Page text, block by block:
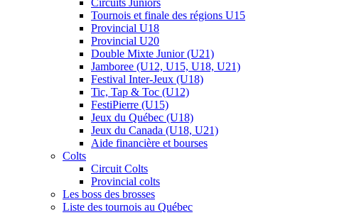
Circuits Juniors
Tournois et finale des régions U15
Provincial U18
Provincial U20
Double Mixte Junior (U21)
Jamboree (U12, U15, U18, U21)
Festival Inter-Jeux (U18)
Tic, Tap & Toc (U12)
FestiPierre (U15)
Jeux du Québec (U18)
Jeux du Canada (U18, U21)
Aide financière et bourses
Colts
Circuit Colts
Provincial colts
Les boss des brosses
Liste des tournois au Québec